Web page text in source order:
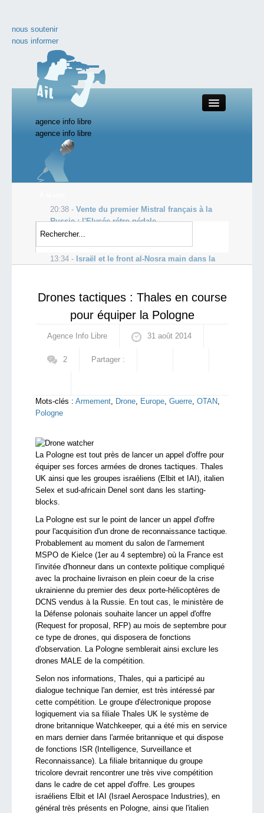
nous soutenir
nous informer
agence info libre
Close
nos productions
les vidéos incontournables
agence info libre
20:38 - Vente du premier Mistral français à la
Russie : l'Elysée rétro-pédale
20:38 -L'administration lui réclame plus d'un
million d'euros, il se crucifie pour prot...
13:34 - Israël et le front al-Nosra main dans la
Drones tactiques : Thales en course
pour équiper la Pologne
Agence Info Libre 31 août 2014
2 Partager :
Mots-clés : Armement, Drone, Europe, Guerre, OTAN,
Pologne
La Pologne est tout près de lancer un appel d'offre pour
équiper ses forces armées de drones tactiques. Thales
UK ainsi que les groupes israéliens (Elbit et IAI), italien
Selex et sud-africain Denel sont dans les starting-
blocks.
La Pologne est sur le point de lancer un appel d'offre
pour l'acquisition d'un drone de reconnaissance tactique.
Probablement au moment du salon de l'armement
MSPO de Kielce (1er au 4 septembre) où la France est
l'invitée d'honneur dans un contexte politique compliqué
avec la prochaine livraison en plein coeur de la crise
ukrainienne du premier des deux porte-hélicoptères de
DCNS vendus à la Russie. En tout cas, le ministère de
la Défense polonais souhaite lancer un appel d'offre
(Request for proposal, RFP) au mois de septembre pour
ce type de drones, qui disposera de fonctions
d'observation. La Pologne semblerait ainsi exclure les
drones MALE de la compétition.
Selon nos informations, Thales, qui a participé au
dialogue technique l'an dernier, est très intéressé par
cette compétition. Le groupe d'électronique propose
logiquement via sa filiale Thales UK le système de
drone britannique Watchkeeper, qui a été mis en service
en mars dernier dans l'armée britannique et qui dispose
de fonctions ISR (Intelligence, Surveillance et
Reconnaissance). La filiale britannique du groupe
tricolore devrait rencontrer une très vive compétition
dans le cadre de cet appel d'offre. Les groupes
israéliens Elbit et IAI (Israel Aerospace Industries), en
général très présents en Pologne, ainsi que l'italien